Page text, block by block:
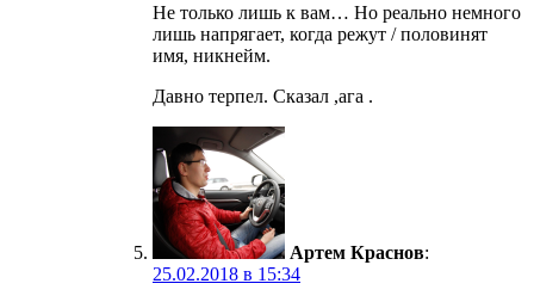
Не только лишь к вам… Но реально немного
лишь напрягает, когда режут / половинят
имя, никнейм.
Давно терпел. Сказал ,ага .
Артем Краснов:
25.02.2018 в 15:34